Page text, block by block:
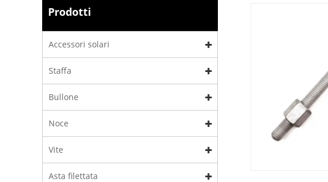
Prodotti
Accessori solari
Staffa
Bullone
Noce
Vite
Asta filettata